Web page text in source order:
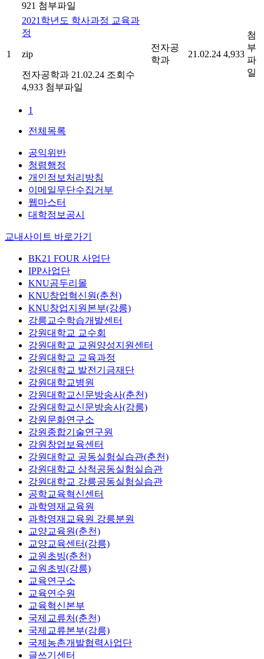
921 첨부파일
1
2021학년도 학사과정 교육과
정
zip
전자공학과 21.02.24 조회수
4,933 첨부파일
전자공
학과
21.02.24 4,933
첨
부
파
일
1
전체목록
공익위반
청렴행정
개인정보처리방침
이메일무단수집거부
웹마스터
대학정보공시
교내사이트 바로가기
BK21 FOUR 사업단
IPP사업단
KNU곰두리몰
KNU창업혁신원(춘천)
KNU창업지원본부(강릉)
강릉교수학습개발센터
강원대학교 교수회
강원대학교 교원양성지원센터
강원대학교 교육과정
강원대학교 발전기금재단
강원대학교병원
강원대학교신문방송사(춘천)
강원대학교신문방송사(강릉)
강원문화연구소
강원종합기술연구원
강원창업보육센터
강원대학교 공동실험실습관(춘천)
강원대학교 삼척공동실험실습관
강원대학교 강릉공동실험실습관
공학교육혁신센터
과학영재교육원
과학영재교육원 강릉분원
교양교육원(춘천)
교양교육센터(강릉)
교원초빙(춘천)
교원초빙(강릉)
교육연구소
교육연수원
교육혁신본부
국제교류처(춘천)
국제교류본부(강릉)
국제농촌개발협력사업단
글쓰기센터